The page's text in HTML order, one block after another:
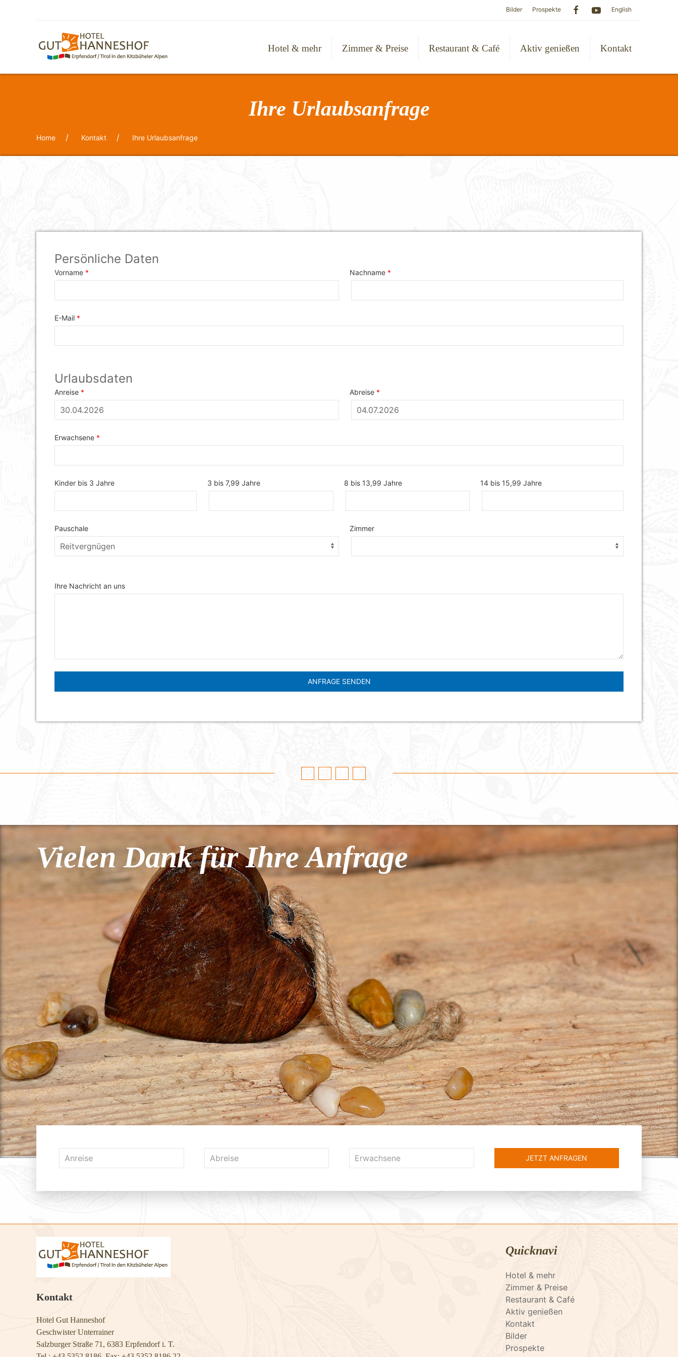
Bilder Prospekte English
Hotel & mehr Zimmer & Preise Restaurant & Café Aktiv genießen Kontakt
Ihre Urlaubsanfrage
Home Kontakt Ihre Urlaubsanfrage
Vielen Dank für Ihre Anfrage
Kontakt
Hotel Gut Hanneshof
Geschwister Unterrainer
Salzburger Straße 71, 6383 Erpfendorf i. T.
Quicknavi
Hotel & mehr
Zimmer & Preise
Restaurant & Café
Aktiv genießen
Kontakt
Bilder
Prospekte